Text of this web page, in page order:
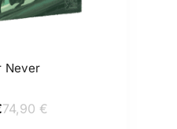
Never
74,90 €
Il
prezzo
Il
prezzo